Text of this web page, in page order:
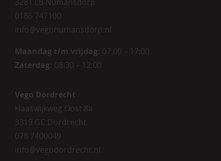
0186 747100
info@vegonumansdorp.nl
Maandag t/m vrijdag: 07:00 – 17:00
Zaterdag: 08:30 – 12:00
Vego Dordrecht
Haaswijkweg Oost 8a
3319 GC Dordrecht
078 7400049
info@vegodordrecht.nl